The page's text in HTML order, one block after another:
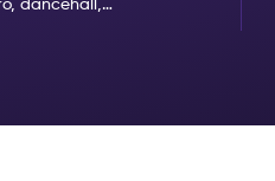
dancehall,